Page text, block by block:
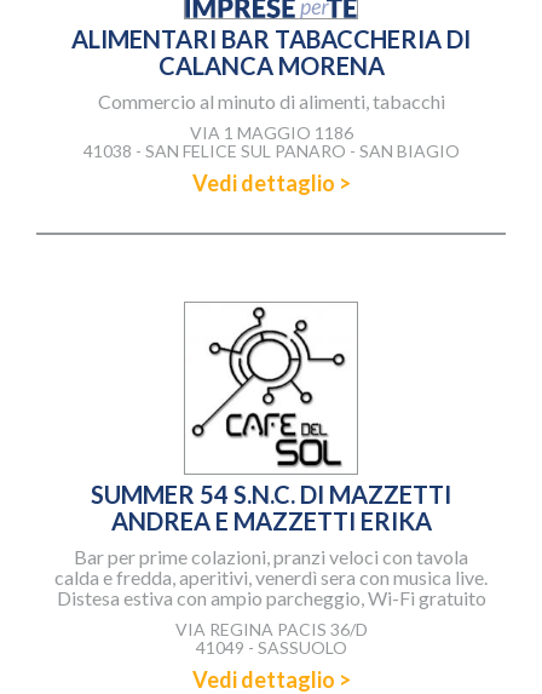
ALIMENTARI BAR TABACCHERIA DI
CALANCA MORENA
Commercio al minuto di alimenti, tabacchi
VIA 1 MAGGIO 1186
41038 - SAN FELICE SUL PANARO - SAN BIAGIO
Vedi dettaglio >
SUMMER 54 S.N.C. DI MAZZETTI
ANDREA E MAZZETTI ERIKA
Bar per prime colazioni, pranzi veloci con tavola
calda e fredda, aperitivi, venerdì sera con musica live.
Distesa estiva con ampio parcheggio, Wi-Fi gratuito
VIA REGINA PACIS 36/D
41049 - SASSUOLO
Vedi dettaglio >